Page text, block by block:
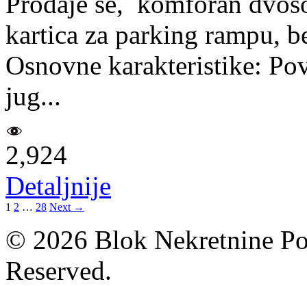
kartica za parking rampu,
Osnovne karakteristike:
jug...
2,924
Detaljnije
1 2 … 28 Next →
© 2026 Blok Nekretnine
Reserved.